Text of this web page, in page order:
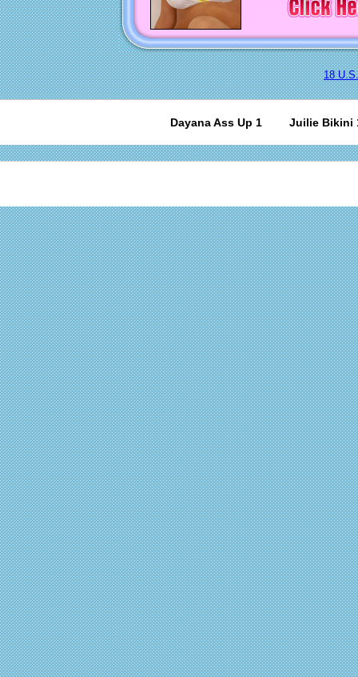
18
Dayana Ass Up 1 Juilie Bikini